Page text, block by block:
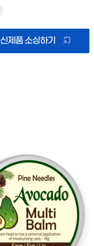
신제품 소싱하기